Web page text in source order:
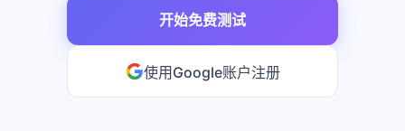
开始免费测试
使用Google账户注册